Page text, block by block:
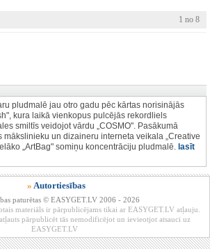
1 no 8
pludmalē jau otro gadu pēc kārtas norisinājās
kura laikā vienkopus pulcējās rekordliels
smiltīs veidojot vārdu „COSMO". Pasākumā
un dizaineru interneta veikala „Creative
„ArtBag" somiņu koncentrāciju pludmalē. lasīt
» Autortiesības
paturētas © EASYGET.LV 2006 - 2026
materiāls ir pārpublicējams tikai ar EASYGET.LV atļauju.
pārpublicēt tās nemodificējot un ievieotjot atsauci uz
EASYGET.LV